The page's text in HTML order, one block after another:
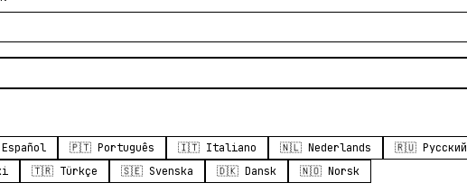
🇵🇹 Português 🇮🇹 Italiano 🇳🇱 Nederlands 🇷🇺 Русский
🇹🇷 Türkçe 🇸🇪 Svenska 🇩🇰 Dansk 🇳🇴 Norsk